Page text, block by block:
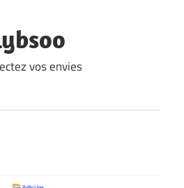
vos envies